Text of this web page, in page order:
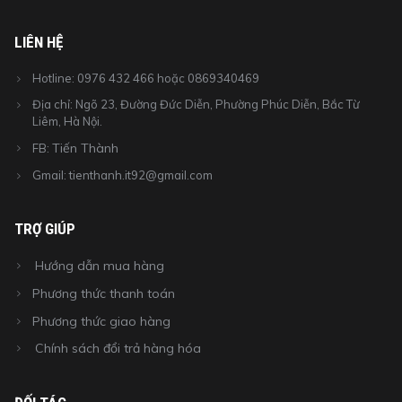
LIÊN HỆ
Hotline: 0976 432 466 hoặc 0869340469
Địa chỉ: Ngõ 23, Đường Đức Diễn, Phường Phúc Diễn, Bắc Từ
Liêm, Hà Nội.
FB: Tiến Thành
Gmail: tienthanh.it92@gmail.com
TRỢ GIÚP
Hướng dẫn mua hàng
Phương thức thanh toán
Phương thức giao hàng
Chính sách đổi trả hàng hóa